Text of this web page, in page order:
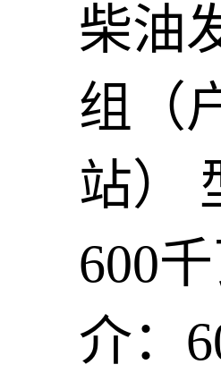
柴油
组（
站）
600
介：